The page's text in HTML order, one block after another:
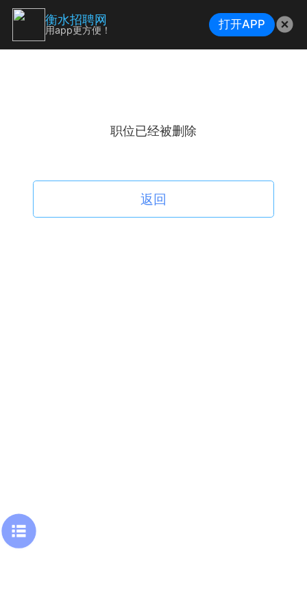
职位已经被删除
返回
衡水招聘网
用app更方便！ 打开APP